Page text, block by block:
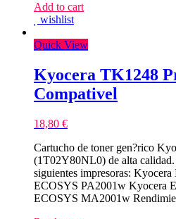
Add to cart
wishlist
Quick View
Kyocera TK1248
Compativel
18,80 €
Cartucho de toner gen?rico
(1T02Y80NL0) de alta calidad.
siguientes impresoras:
ECOSYS PA2001w Kyocera
ECOSYS MA2001w